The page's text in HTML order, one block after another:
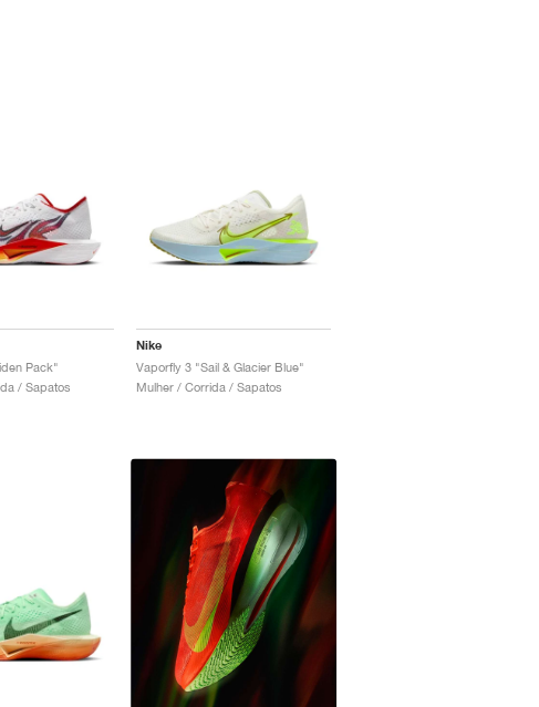
Pack"
/ Sapatos
Nike
Vaporfly 3 "Sail & Glacier Blue"
Mulher / Corrida / Sapatos